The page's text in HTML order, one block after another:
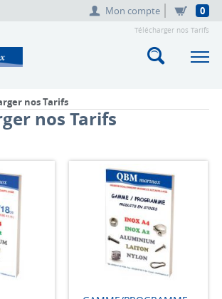
Mon compte 0
Télécharger nos Tarifs
nos Tarifs
nos Tarifs